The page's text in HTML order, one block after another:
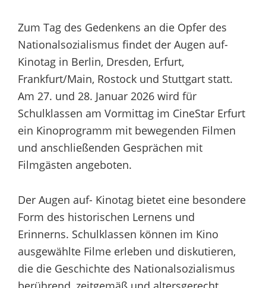
Zum Tag des Gedenkens an die Opfer des
Nationalsozialismus findet der Augen auf-
Kinotag in Berlin, Dresden, Erfurt,
Frankfurt/Main, Rostock und Stuttgart statt.
Am 27. und 28. Januar 2026 wird für
Schulklassen am Vormittag im CineStar Erfurt
ein Kinoprogramm mit bewegenden Filmen
und anschließenden Gesprächen mit
Filmgästen angeboten.
Der Augen auf- Kinotag bietet eine besondere
Form des historischen Lernens und
Erinnerns. Schulklassen können im Kino
ausgewählte Filme erleben und diskutieren,
die die Geschichte des Nationalsozialismus